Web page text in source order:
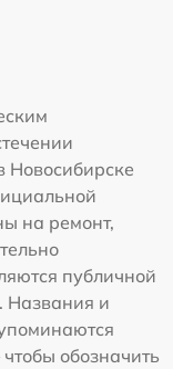
Новосибирске
на ремонт,
публичной
Названия и
обозначить